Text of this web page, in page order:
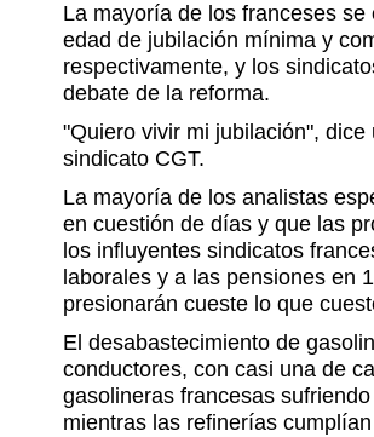
La mayoría de los franceses
edad de jubilación mínima y
respectivamente, y los
debate de la reforma.
"Quiero vivir mi jubilación",
sindicato CGT.
La mayoría de los analistas
en cuestión de días y que las
los influyentes sindicatos
laborales y a las pensiones en
presionarán cueste lo que
El desabastecimiento de
conductores, con casi una de
gasolineras francesas
mientras las refinerías